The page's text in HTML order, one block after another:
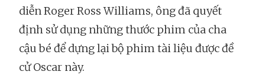
diễn Roger Ross Williams, ông đã quyết
định sử dụng những thước phim của cha
cậu bé để dựng lại bộ phim tài liệu được đề
cử Oscar này.